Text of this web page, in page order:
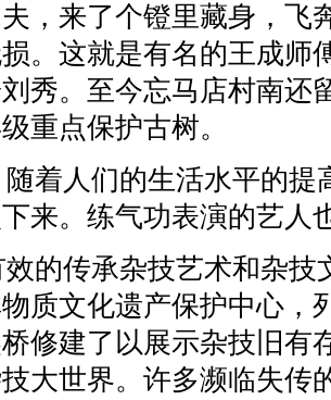
，来了个镫里藏身，飞
。这就是有名的王成师
秀。至今忘马店村南还
重点保护古树。
着人们的生活水平的提
来。练气功表演的艺人
效的传承杂技艺术和杂技
质文化遗产保护中心，
桥修建了以展示杂技旧有
大世界。许多濒临失传